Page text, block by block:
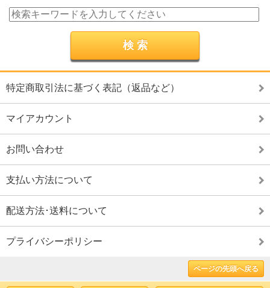
特定商取引法に基づく表記（返品など）
マイアカウント
お問い合わせ
支払い方法について
配送方法･送料について
プライバシーポリシー
ページの先頭へ戻る